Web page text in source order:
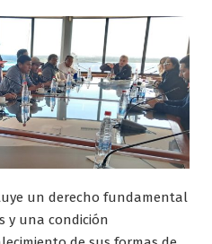
un derecho fundamental
y una condición